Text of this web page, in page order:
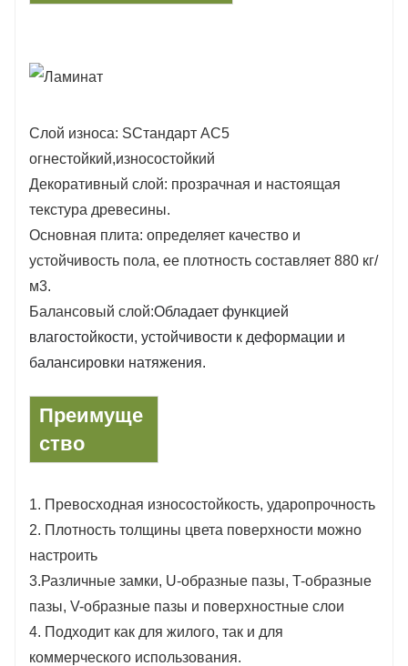
Слой износа: SСтандарт AC5
огнестойкий,износостойкий
Декоративный слой: прозрачная и настоящая
текстура древесины.
Основная плита: определяет качество и
устойчивость пола, ее плотность составляет 880 кг/
м3.
Балансовый слой:Обладает функцией
влагостойкости, устойчивости к деформации и
балансировки натяжения.
Преимуще
ство
1. Превосходная износостойкость, ударопрочность
2. Плотность толщины цвета поверхности можно
настроить
3.Различные замки, U-образные пазы, T-образные
пазы, V-образные пазы и поверхностные слои
4. Подходит как для жилого, так и для
коммерческого использования.